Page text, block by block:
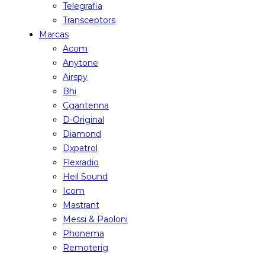
Telegrafia
Transceptors
Marcas
Acom
Anytone
Airspy
Bhi
Cgantenna
D-Original
Diamond
Dxpatrol
Flexradio
Heil Sound
Icom
Mastrant
Messi & Paoloni
Phonema
Remoterig